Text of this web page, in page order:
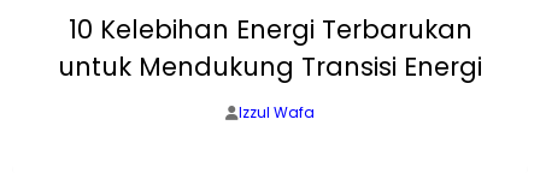
10 Kelebihan Energi Terbarukan
untuk Mendukung Transisi Energi
Izzul Wafa